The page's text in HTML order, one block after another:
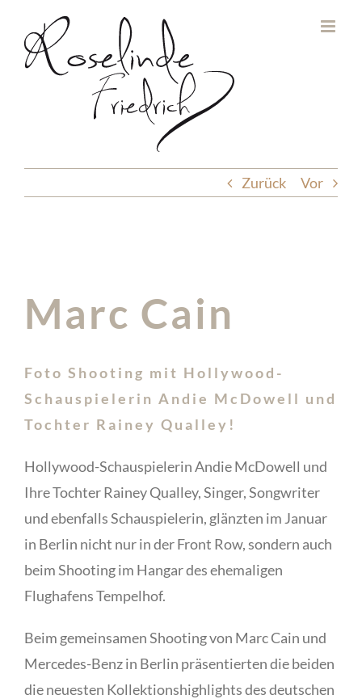
Inhalt
springen
Zurück Vor
Marc Cain
Foto Shooting mit Hollywood-
Schauspielerin Andie McDowell und
Tochter Rainey Qualley!
Hollywood-Schauspielerin Andie McDowell und
Ihre Tochter Rainey Qualley, Singer, Songwriter
und ebenfalls Schauspielerin, glänzten im Januar
in Berlin nicht nur in der Front Row, sondern auch
beim Shooting im Hangar des ehemaligen
Flughafens Tempelhof.
Beim gemeinsamen Shooting von Marc Cain und
Mercedes-Benz in Berlin präsentierten die beiden
die neuesten Kollektionshighlights des deutschen